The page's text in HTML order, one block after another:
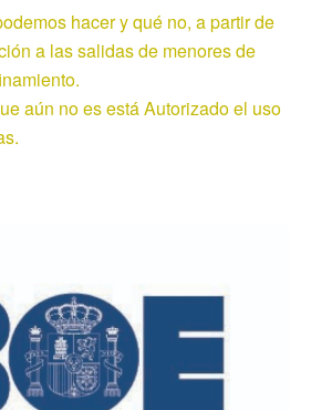
hacer y qué no, a partir de
a las salidas de menores de
aún no es está Autorizado el uso